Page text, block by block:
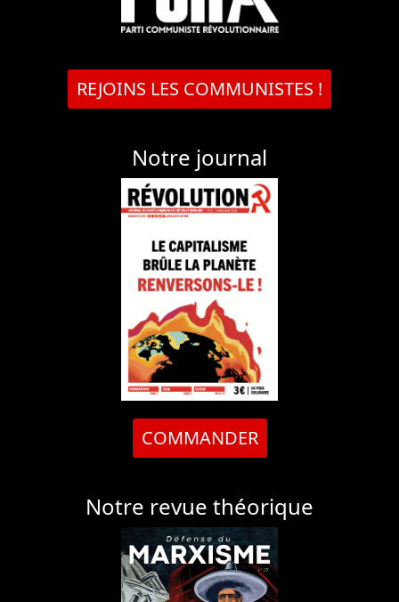
REJOINS LES COMMUNISTES !
Notre journal
COMMANDER
Notre revue théorique